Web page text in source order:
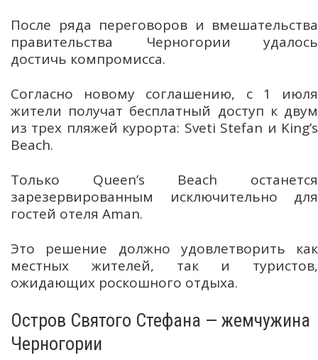
После ряда переговоров и вмешательства
правительства Черногории удалось
достичь компромисса.
Согласно новому соглашению, с 1 июля
жители получат бесплатный доступ к двум
из трех пляжей курорта: Sveti Stefan и King’s
Beach.
Только Queen’s Beach останется
зарезервированным исключительно для
гостей отеля Aman.
Это решение должно удовлетворить как
местных жителей, так и туристов,
ожидающих роскошного отдыха.
Остров Святого Стефана — жемчужина
Черногории